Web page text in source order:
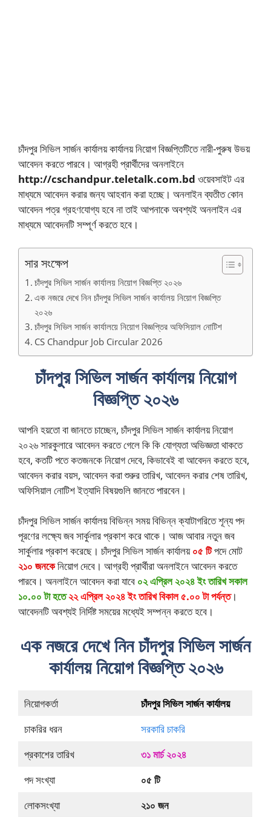
চাঁদপুর সিভিল সার্জন কার্যালয় কার্যালয় নিয়োগ বিজ্ঞপ্তিটিতে নারী-পুরুষ উভয়
আবেদন করতে পারবে। আগ্রহী প্রার্থীদের অনলাইনে
http://cschandpur.teletalk.com.bd ওয়েবসাইট এর
মাধ্যমে আবেদন করার জন্য আহবান করা হচ্ছে। অনলাইন ব্যতীত কোন
আবেদন পত্র গ্রহণযোগ্য হবে না তাই আপনাকে অবশ্যই অনলাইন এর
মাধ্যমে আবেদনটি সম্পূর্ণ করতে হবে।
সার সংক্ষেপ
চাঁদপুর সিভিল সার্জন কার্যালয় নিয়োগ বিজ্ঞপ্তি ২০২৬
এক নজরে দেখে নিন চাঁদপুর সিভিল সার্জন কার্যালয় নিয়োগ বিজ্ঞপ্তি
২০২৬
চাঁদপুর সিভিল সার্জন কার্যালয়ে নিয়োগ বিজ্ঞপ্তির অফিসিয়াল নোটিশ
CS Chandpur Job Circular 2026
চাঁদপুর সিভিল সার্জন কার্যালয় নিয়োগ
বিজ্ঞপ্তি ২০২৬
আপনি হয়তো বা জানতে চাচ্ছেন, চাঁদপুর সিভিল সার্জন কার্যালয় নিয়োগ
২০২৬ সারকুলারে আবেদন করতে গেলে কি কি যোগ্যতা অভিজ্ঞতা থাকতে
হবে, কতটি পতে কতজনকে নিয়োগ দেবে, কিভাবেই বা আবেদন করতে হবে,
আবেদন করার বয়স, আবেদন করা শুরুর তারিখ, আবেদন করার শেষ তারিখ,
অফিসিয়াল নোটিশ ইত্যাদি বিষয়গুলি জানতে পারবেন।
চাঁদপুর সিভিল সার্জন কার্যালয় বিভিন্ন সময় বিভিন্ন ক্যাটাগরিতে শূন্য পদ
পূরণের লক্ষ্যে জব সার্কুলার প্রকাশ করে থাকে। আজ আবার নতুন জব
সার্কুলার প্রকাশ করেছে। চাঁদপুর সিভিল সার্জন কার্যালয়০৫ টিপদে মোট
২১০ জনকেনিয়োগ দেবে। আগ্রহী প্রার্থীরা অনলাইনে আবেদন করতে
পারবে। অনলাইনে আবেদন করা যাবে ০২ এপ্রিল ২০২৪ ইং তারিখ সকাল
১০.০০ টা হতে২২ এপ্রিল ২০২৪ ইং তারিখ বিকাল ৫.০০ টা পর্যন্ত।
আবেদনটি অবশ্যই নির্দিষ্ট সময়ের মধ্যেই সম্পন্ন করতে হবে।
এক নজরে দেখে নিন চাঁদপুর সিভিল সার্জন
কার্যালয় নিয়োগ বিজ্ঞপ্তি ২০২৬
নিয়োগকর্তা
চাঁদপুর সিভিল সার্জন কার্যালয়
চাকরির ধরন
সরকারি চাকরি
প্রকাশের তারিখ
৩১ মার্চ ২০২৪
পদ সংখ্যা
০৫ টি
লোকসংখ্যা
২১০ জন